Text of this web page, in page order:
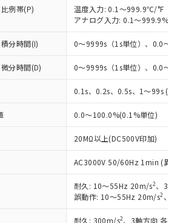
比例帯(P)
温度入力: 0.1～999.9℃/°F（
アナログ入力: 0.1～999.9%FS
積分時間(I) 0～9999s（1s単位）、0.0～
微分時間(D) 0～9999s（1s単位）、0.0～
0.1s、0.2s、0.5s、1～99s (1s
0.0～100.0%(0.1%単位)
20MΩ以上(DC500V印加)
AC3000V 50/60Hz 1min (異極
耐久: 10～55Hz 20m/s2、3軸
誤動作: 10～55Hz 20m/s2 、3
耐久: 300m/s2、3軸方向 各3回
件
をお読みいただき、同意のうえ
ビスは、当社制御機器事業取扱
当社在庫状況および標準価格
した製品が提供可能な商品で
EU RoHS指令（10物質）の非含
製品に切り替える予定のある
し：EU RoHS指令（10物質）の
対応の商品で、対応品を出す予
中：EU RoHS指令（10物質）の
応状況を調査中または確認中の